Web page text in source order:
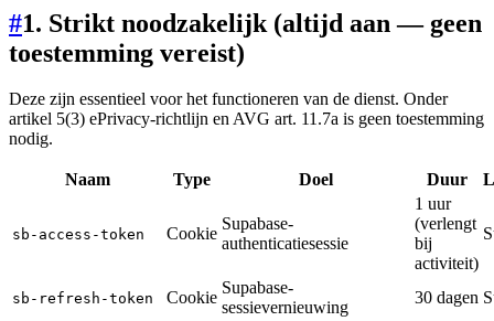
#1. Strikt noodzakelijk (altijd aan — geen
toestemming vereist)
Deze zijn essentieel voor het functioneren van de dienst. Onder
artikel 5(3) ePrivacy-richtlijn en AVG art. 11.7a is geen toestemming
nodig.
Naam Type Doel Duur
sb-access-token Cookie
Supabase-
authenticatiesessie
1 uur
(verlengt
bij
activiteit)
sb-refresh-token Cookie
Supabase-
sessievernieuwing
30 dagen